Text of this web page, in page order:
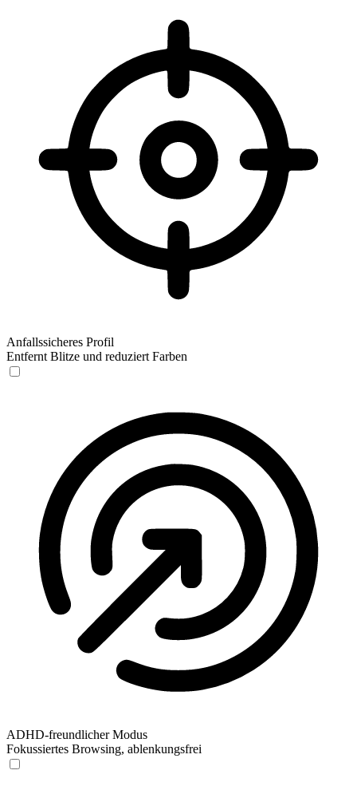
Anfallssicheres Profil
Entfernt Blitze und reduziert Farben
ADHD-freundlicher Modus
Fokussiertes Browsing, ablenkungsfrei